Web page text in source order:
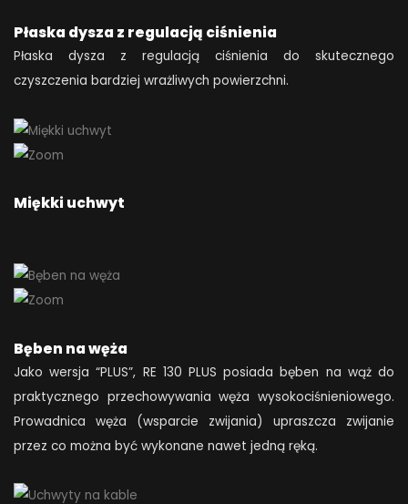
Płaska dysza z regulacją ciśnienia
Płaska dysza z regulacją ciśnienia do skutecznego
czyszczenia bardziej wrażliwych powierzchni.
Miękki uchwyt
Bęben na węża
Jako wersja “PLUS”, RE 130 PLUS posiada bęben na wąż do
praktycznego przechowywania węża wysokociśnieniowego.
Prowadnica węża (wsparcie zwijania) upraszcza zwijanie
przez co można być wykonane nawet jedną ręką.